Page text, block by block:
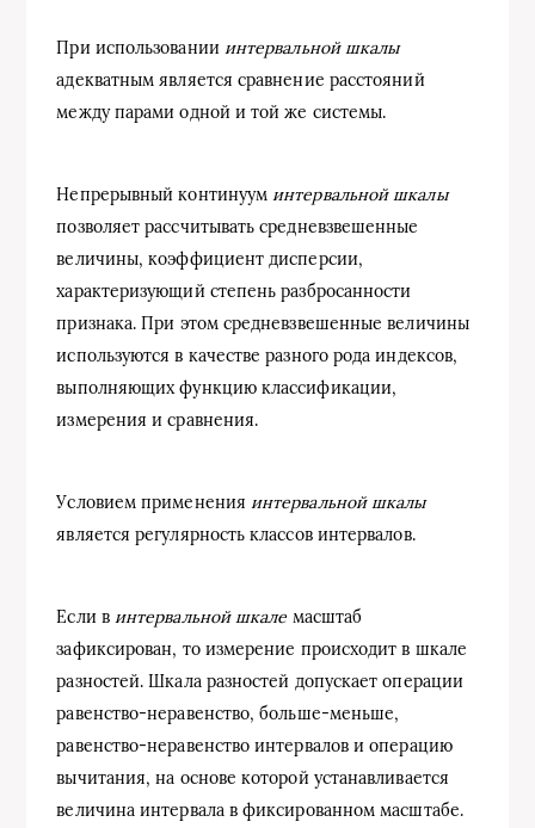
При использовании интервальной шкалы
адекватным является сравнение расстояний
между парами одной и той же системы.
Непрерывный континуум интервальной шкалы
позволяет рассчитывать средневзвешенные
величины, коэффициент дисперсии,
характеризующий степень разбросанности
признака. При этом средневзвешенные величины
используются в качестве разного рода индексов,
выполняющих функцию классификации,
измерения и сравнения.
Условием применения интервальной шкалы
является регулярность классов интервалов.
Если винтервальной шкале масштаб
зафиксирован, то измерение происходит в шкале
разностей. Шкала разностей допускает операции
равенство-неравенство, больше-меньше,
равенство-неравенство интервалов и операцию
вычитания, на основе которой устанавливается
величина интервала в фиксированном масштабе.